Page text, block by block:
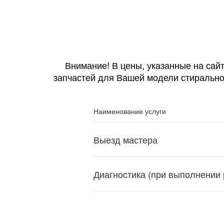
Внимание! В цены, указанные на
запчастей для Вашей модели
Наименование услуги
Выезд мастера
Диагностика (при выполнении